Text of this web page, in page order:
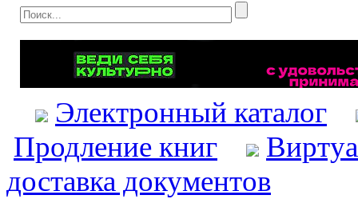
Электронный каталог
Продление книг
доставка документов